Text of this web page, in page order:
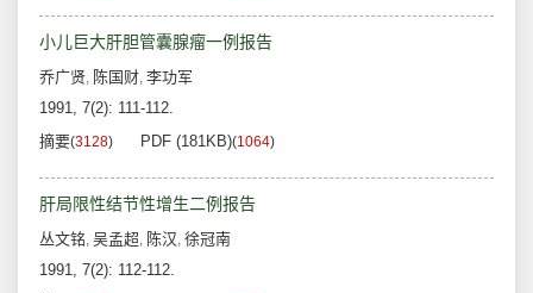
小儿巨大肝胆管囊腺瘤一例报告
乔广贤, 陈国财, 李功军
1991, 7(2): 111-112.
摘要(3128) PDF (181KB)(1064)
肝局限性结节性增生二例报告
丛文铭, 吴孟超, 陈汉, 徐冠南
1991, 7(2): 112-112.